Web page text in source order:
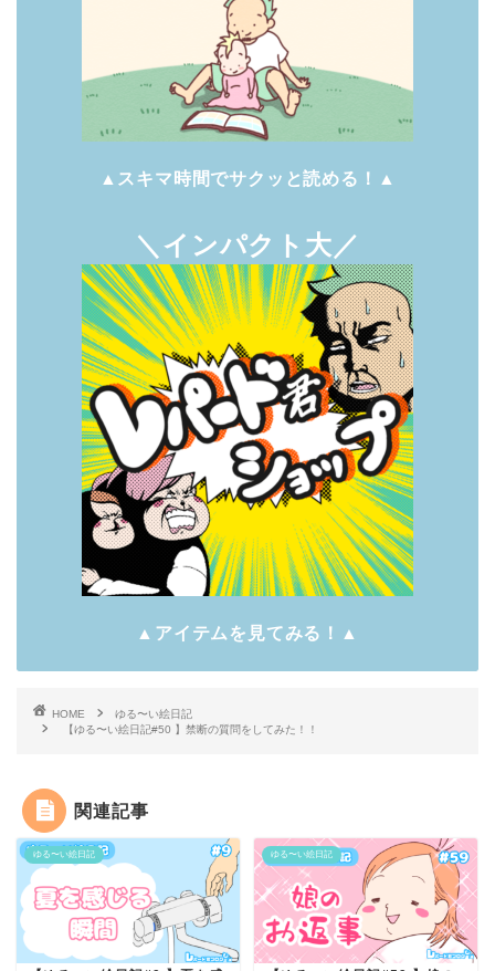
▲スキマ時間でサクッと読める！▲
＼インパクト大／
▲アイテムを見てみる！▲
HOME
ゆる〜い絵日記
【ゆる〜い絵日記#50 】禁断の質問をしてみた！！
関連記事
ゆる〜い絵日記 ゆる〜い絵日記